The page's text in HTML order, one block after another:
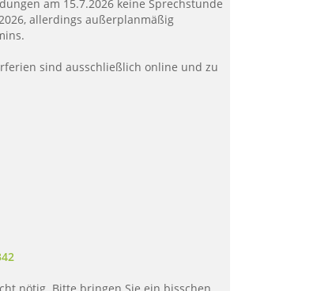
am 15.7.2026 keine Sprechstunde
allerdings außerplanmäßig
sind ausschließlich online und zu